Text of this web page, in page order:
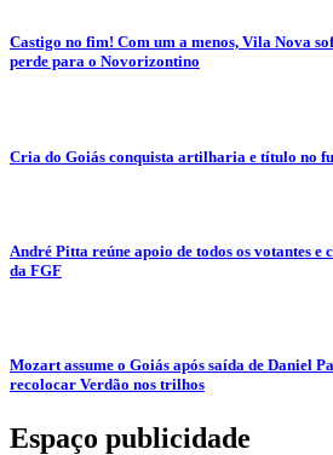
Castigo no fim! Com um a menos, Vila Nova
perde para o Novorizontino
Cria do Goiás conquista artilharia e título no
André Pitta reúne apoio de todos os votantes e
da FGF
Mozart assume o Goiás após saída de Daniel
recolocar Verdão nos trilhos
Espaço publicidade